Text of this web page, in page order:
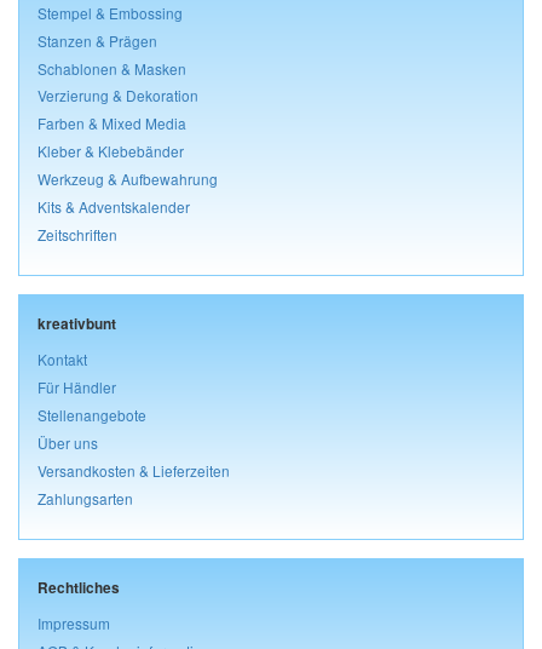
Stempel & Embossing
Stanzen & Prägen
Schablonen & Masken
Verzierung & Dekoration
Farben & Mixed Media
Kleber & Klebebänder
Werkzeug & Aufbewahrung
Kits & Adventskalender
Zeitschriften
kreativbunt
Kontakt
Für Händler
Stellenangebote
Über uns
Versandkosten & Lieferzeiten
Zahlungsarten
Rechtliches
Impressum